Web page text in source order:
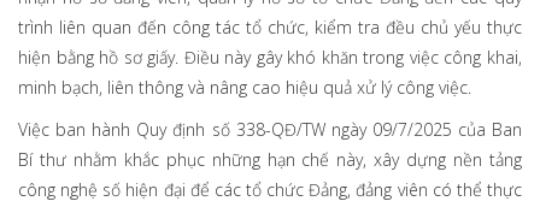
trình liên quan đến công tác tổ chức, kiểm tra đều chủ yếu thực
hiện bằng hồ sơ giấy. Điều này gây khó khăn trong việc công khai,
minh bạch, liên thông và nâng cao hiệu quả xử lý công việc.
Việc ban hành Quy định số 338-QĐ/TW ngày 09/7/2025 của Ban
Bí thư nhằm khắc phục những hạn chế này, xây dựng nền tảng
công nghệ số hiện đại để các tổ chức Đảng, đảng viên có thể thực